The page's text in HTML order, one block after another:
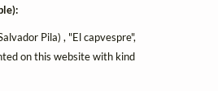
Pila) , "El capvespre",
on this website with kind